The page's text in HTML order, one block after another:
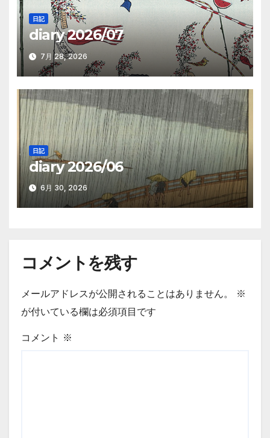
日記
diary 2026/07
7月 28, 2026
日記
diary 2026/06
6月 30, 2026
コメントを残す
メールアドレスが公開されることはありません。
※
が付いている欄は必須項目です
コメント ※